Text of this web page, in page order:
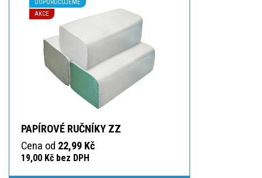
DOPORUČUJEME
AKCE
PAPÍROVÉ RUČNÍKY ZZ
Cena od 22,99 Kč
19,00 Kč bez DPH